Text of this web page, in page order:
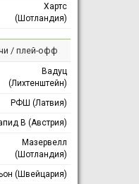
Хартс
(Шотландия)
/ плей-офф
Вадуц
(Лихтенштейн)
РФШ (Латвия)
В (Австрия)
Мазервелл
(Шотландия)
(Швейцария)